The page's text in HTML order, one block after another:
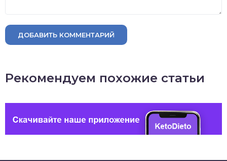
ДОБАВИТЬ КОММЕНТАРИЙ
Рекомендуем похожие статьи